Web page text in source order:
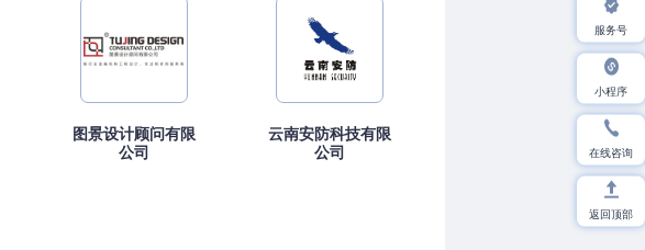
图景设计顾问有限
公司
云南安防科技有限
公司
服务号
小程序
在线咨询
返回顶部